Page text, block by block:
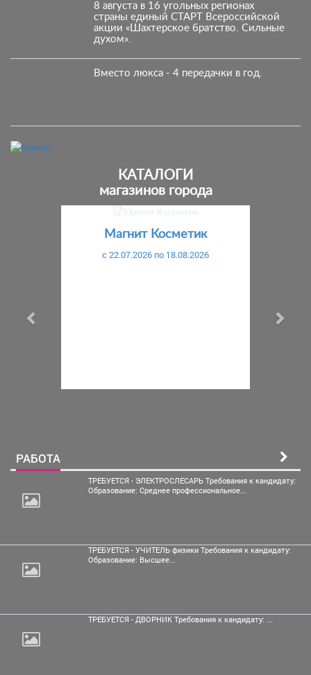
8 августа в 16 угольных регионах
страны единый СТАРТ Всероссийской
акции «Шахтерское братство. Сильные
духом».
Вместо люкса - 4 передачки в год.
КАТАЛОГИ
магазинов города
Магнит Косметик
c 22.07.2026 по 18.08.2026
РАБОТА
ТРЕБУЕТСЯ - ЭЛЕКТРОСЛЕСАРЬ Требования к кандидату:
Образование: Среднее профессиональное...
ТРЕБУЕТСЯ - УЧИТЕЛЬ физики Требования к кандидату:
Образование: Высшее...
ТРЕБУЕТСЯ - ДВОРНИК Требования к кандидату: ...